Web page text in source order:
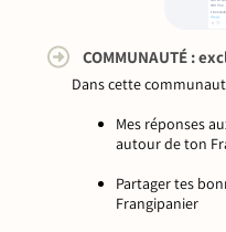
COMMUNAUTÉ :
Dans cette
Mes réponses
autour de ton
Partager tes
Frangipanier